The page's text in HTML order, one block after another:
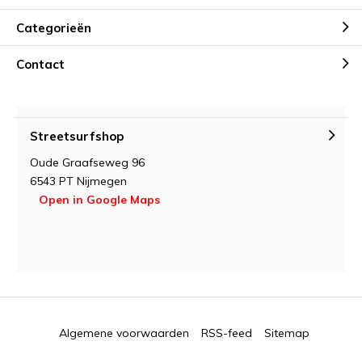
Categorieën
Contact
Streetsurfshop
Oude Graafseweg 96
6543 PT Nijmegen
Open in Google Maps
Algemene voorwaarden RSS-feed Sitemap